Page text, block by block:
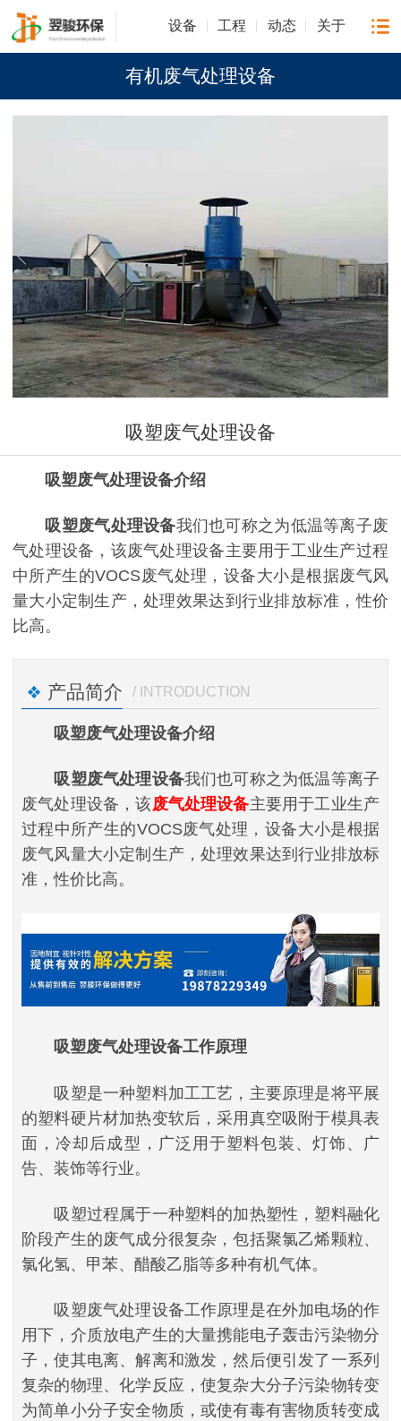
设备 工程 动态 关于
有机废气处理设备
1/1
吸塑废气处理设备
吸塑废气处理设备介绍
吸塑废气处理设备我们也可称之为低温等离子废
气处理设备，该废气处理设备主要用于工业生产过程
中所产生的VOCS废气处理，设备大小是根据废气风
量大小定制生产，处理效果达到行业排放标准，性价
比高。
产品简介 / INTRODUCTION
吸塑废气处理设备介绍
吸塑废气处理设备我们也可称之为低温等离子
废气处理设备，该废气处理设备主要用于工业生产
过程中所产生的VOCS废气处理，设备大小是根据
废气风量大小定制生产，处理效果达到行业排放标
准，性价比高。
吸塑废气处理设备工作原理
吸塑是一种塑料加工工艺，主要原理是将平展
的塑料硬片材加热变软后，采用真空吸附于模具表
面，冷却后成型，广泛用于塑料包装、灯饰、广
告、装饰等行业。
吸塑过程属于一种塑料的加热塑性，塑料融化
阶段产生的废气成分很复杂，包括聚氯乙烯颗粒、
氯化氢、甲苯、醋酸乙脂等多种有机气体。
吸塑废气处理设备工作原理是在外加电场的作
用下，介质放电产生的大量携能电子轰击污染物分
子，使其电离、解离和激发，然后便引发了一系列
复杂的物理、化学反应，使复杂大分子污染物转变
为简单小分子安全物质，或使有毒有害物质转变成